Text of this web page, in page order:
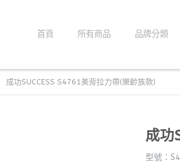
首頁 所有商品 品牌分類
成功SUCCESS S4761美背拉力帶(樂齡族款)
成功
型號：